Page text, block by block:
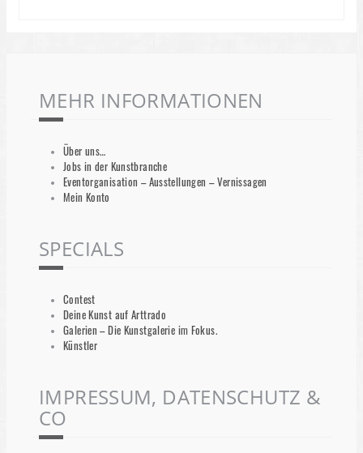
MEHR INFORMATIONEN
Über uns…
Jobs in der Kunstbranche
Eventorganisation – Ausstellungen – Vernissagen
Mein Konto
SPECIALS
Contest
Deine Kunst auf Arttrado
Galerien – Die Kunstgalerie im Fokus.
Künstler
IMPRESSUM, DATENSCHUTZ &
CO